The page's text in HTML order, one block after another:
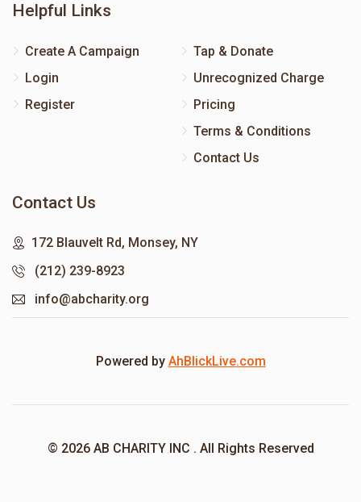
Helpful Links
Create A Campaign
Login
Register
Tap & Donate
Unrecognized Charge
Pricing
Terms & Conditions
Contact Us
Contact Us
172 Blauvelt Rd, Monsey, NY
(212) 239-8923
info@abcharity.org
Powered by AhBlickLive.com
© 2026 AB CHARITY INC . All Rights Reserved